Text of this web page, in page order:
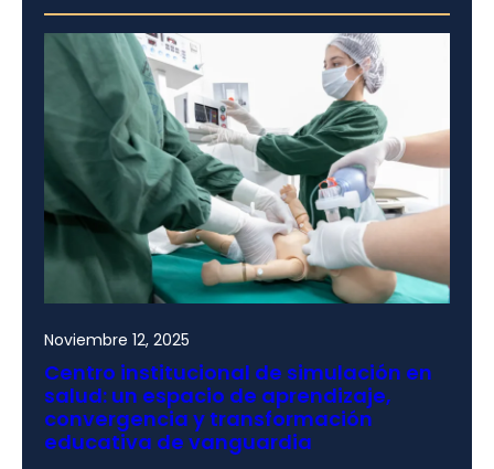
Noviembre 12, 2025
Centro institucional de simulación en
salud: un espacio de aprendizaje,
convergencia y transformación
educativa de vanguardia